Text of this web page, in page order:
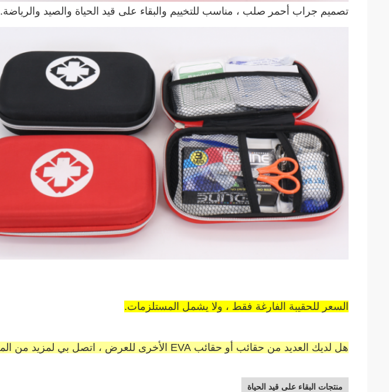
تصميم جراب أحمر صلب ، مناسب للتخييم والبقاء على قيد الحياة والصيد والرياضة.
السعر للحقيبة الفارغة فقط ، ولا يشمل المستلزمات.
هل لديك العديد من حقائب أو حقائب EVA الأخرى للعرض ، اتصل بي لمزيد من المعلومات.
منتجات البقاء على قيد الحياة